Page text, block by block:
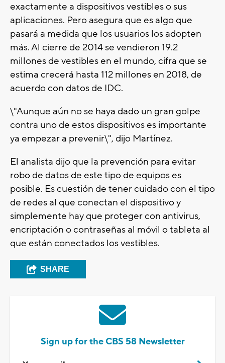
exactamente a dispositivos vestibles o sus
aplicaciones. Pero asegura que es algo que
pasará a medida que los usuarios los adopten
más. Al cierre de 2014 se vendieron 19.2
millones de vestibles en el mundo, cifra que se
estima crecerá hasta 112 millones en 2018, de
acuerdo con datos de IDC.
\"Aunque aún no se haya dado un gran golpe
contra uno de estos dispositivos es importante
ya empezar a prevenir\", dijo Martínez.
El analista dijo que la prevención para evitar
robo de datos de este tipo de equipos es
posible. Es cuestión de tener cuidado con el tipo
de redes al que conectan el dispositivo y
simplemente hay que proteger con antivirus,
encriptación o contraseñas al móvil o tableta al
que están conectados los vestibles.
SHARE
Sign up for the CBS 58 Newsletter